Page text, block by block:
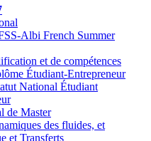
Albi French Summer
et de compétences
Étudiant-Entrepreneur
National Étudiant
de Master
des fluides, et
et Transferts